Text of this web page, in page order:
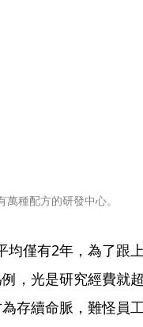
種配方的研發中心。
僅有2年，為了跟
，光是研究經費就
存續命脈，難怪員